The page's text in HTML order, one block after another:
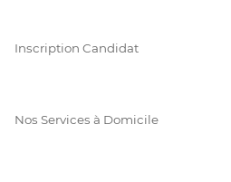
Inscription Candidat
Nos Services à Domicile